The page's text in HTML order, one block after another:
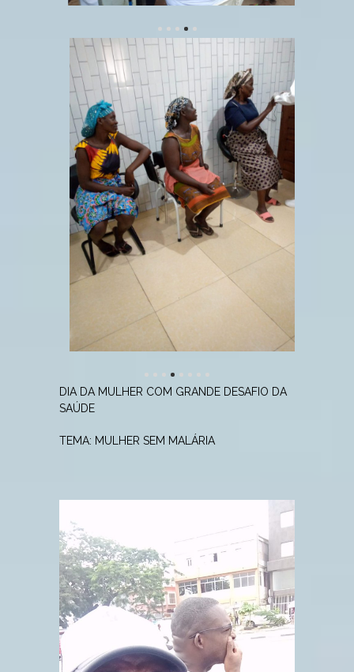
DIA DA MULHER COM GRANDE DESAFIO DA
SAÚDE
TEMA: MULHER SEM MALÁRIA